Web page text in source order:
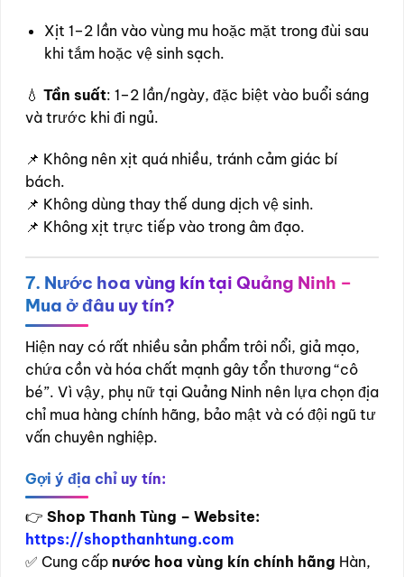
Xịt 1–2 lần vào vùng mu hoặc mặt trong đùi sau
khi tắm hoặc vệ sinh sạch.
💧 Tần suất: 1–2 lần/ngày, đặc biệt vào buổi sáng
và trước khi đi ngủ.
📌 Không nên xịt quá nhiều, tránh cảm giác bí
bách.
📌 Không dùng thay thế dung dịch vệ sinh.
📌 Không xịt trực tiếp vào trong âm đạo.
7. Nước hoa vùng kín tại Quảng Ninh –
Mua ở đâu uy tín?
Hiện nay có rất nhiều sản phẩm trôi nổi, giả mạo,
chứa cồn và hóa chất mạnh gây tổn thương “cô
bé”. Vì vậy, phụ nữ tại Quảng Ninh nên lựa chọn địa
chỉ mua hàng chính hãng, bảo mật và có đội ngũ tư
vấn chuyên nghiệp.
Gợi ý địa chỉ uy tín:
👉 Shop Thanh Tùng – Website:
https://shopthanhtung.com
✅ Cung cấp nước hoa vùng kín chính hãng Hàn,